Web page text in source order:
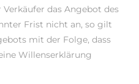
das Angebot des
Frist nicht an, so gilt
mit der Folge, dass
Willenserklärung